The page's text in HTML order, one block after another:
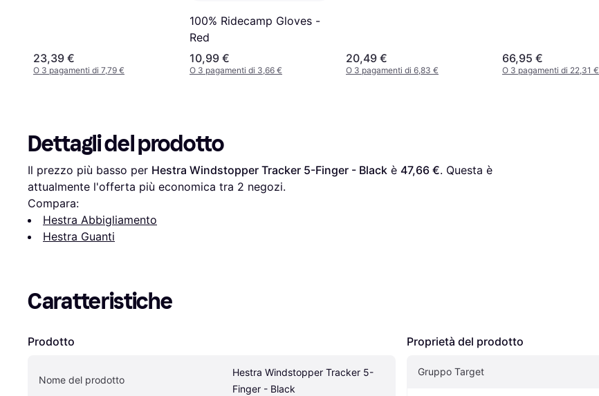
23,39 €
O 3 pagamenti di 7,79 €
100% Ridecamp Gloves -
Red
10,99 €
O 3 pagamenti di 3,66 €
20,49 €
O 3 pagamenti di 6,83 €
66,95 €
O 3 pagamenti di 22,31 €
Dettagli del prodotto
Il prezzo più basso per Hestra Windstopper Tracker 5-Finger - Black è 47,66 €. Questa è
attualmente l'offerta più economica tra 2 negozi.
Compara:
Hestra Abbigliamento
Hestra Guanti
Caratteristiche
Prodotto
Nome del prodotto
Hestra Windstopper Tracker 5-
Finger - Black
Proprietà del prodotto
Gruppo Target